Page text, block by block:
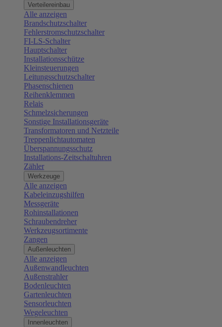
Verteilereinbau
Alle anzeigen
Brandschutzschalter
Fehlerstromschutzschalter
FI-LS-Schalter
Hauptschalter
Installationsschütze
Kleinsteuerungen
Leitungsschutzschalter
Phasenschienen
Reihenklemmen
Relais
Schmelzsicherungen
Sonstige Installationsgeräte
Transformatoren und Netzteile
Treppenlichtautomaten
Überspannungsschutz
Installations-Zeitschaltuhren
Zähler
Werkzeuge
Alle anzeigen
Kabeleinzugshilfen
Messgeräte
Rohinstallationen
Schraubendreher
Werkzeugsortimente
Zangen
Außenleuchten
Alle anzeigen
Außenwandleuchten
Außenstrahler
Bodenleuchten
Gartenleuchten
Sensorleuchten
Wegeleuchten
Innenleuchten